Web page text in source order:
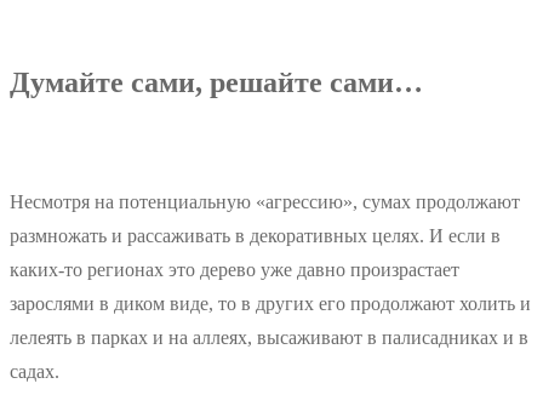
Думайте сами, решайте сами…
Несмотря на потенциальную «агрессию», сумах продолжают
размножать и рассаживать в декоративных целях. И если в
каких-то регионах это дерево уже давно произрастает
зарослями в диком виде, то в других его продолжают холить и
лелеять в парках и на аллеях, высаживают в палисадниках и в
садах.